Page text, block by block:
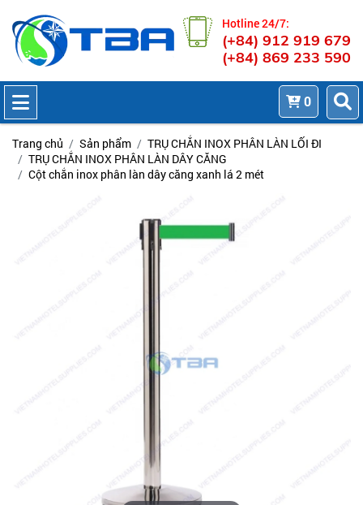
Hotline 24/7:
(+84) 912 919 679
(+84) 869 233 590
0
Trang chủ Sản phẩm
TRỤ CHẮN INOX PHÂN LÀN LỐI ĐI
TRỤ CHẮN INOX PHÂN LÀN DÂY CĂNG
Cột chắn inox phân làn dây căng xanh lá 2 mét